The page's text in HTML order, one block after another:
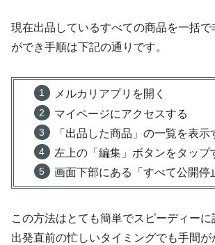
現在出品しているすべての商品を一括で
ができ手順は下記の通りです。
メルカリアプリを開く
マイページにアクセスする
「出品した商品」の一覧を表示
左上の「編集」ボタンをタップ
画面下部にある「すべて公開停
この方法はとても簡単でスピーディーに
出発直前の忙しいタイミングでも手間が